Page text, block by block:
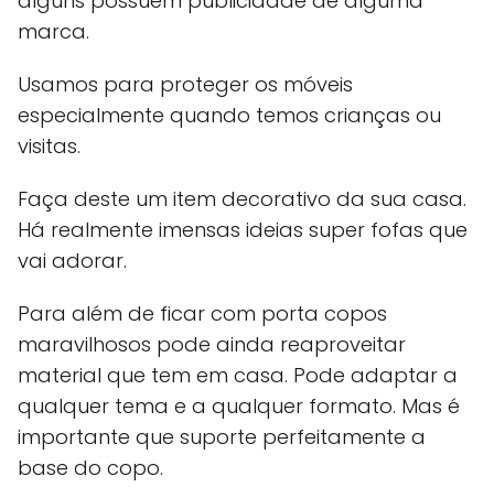
marca.
Usamos para proteger os móveis
especialmente quando temos crianças ou
visitas.
Faça deste um item decorativo da sua casa.
Há realmente imensas ideias super fofas que
vai adorar.
Para além de ficar com porta copos
maravilhosos pode ainda reaproveitar
material que tem em casa. Pode adaptar a
qualquer tema e a qualquer formato. Mas é
importante que suporte perfeitamente a
base do copo.